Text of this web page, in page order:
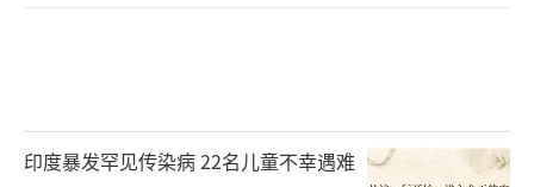
印度暴发罕见传染病 22名儿童不幸遇难